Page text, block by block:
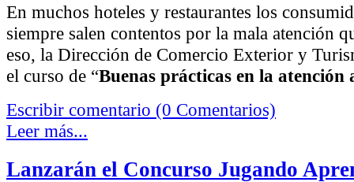
En muchos hoteles y restaurantes los
siempre salen contentos por la mala atención
eso, la Dirección de Comercio Exterior y
el curso de “Buenas prácticas en la atención
Escribir comentario (0 Comentarios)
Leer más...
Lanzarán el Concurso Jugando